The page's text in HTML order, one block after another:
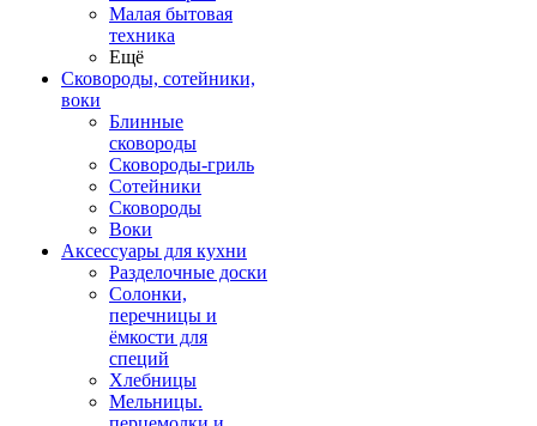
Малая бытовая
техника
Ещё
Сковороды, сотейники,
воки
Блинные
сковороды
Сковороды-гриль
Сотейники
Сковороды
Воки
Аксессуары для кухни
Разделочные доски
Солонки,
перечницы и
ёмкости для
специй
Хлебницы
Мельницы.